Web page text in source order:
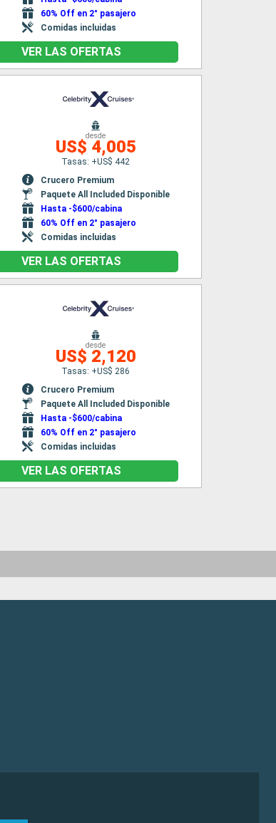
60% Off en 2° pasajero
Comidas incluidas
VER LAS OFERTAS
desde
US$ 4,005
Tasas: +US$ 442
Crucero Premium
Paquete All Included Disponible
Hasta -$600/cabina
60% Off en 2° pasajero
Comidas incluidas
VER LAS OFERTAS
desde
US$ 2,120
Tasas: +US$ 286
Crucero Premium
Paquete All Included Disponible
Hasta -$600/cabina
60% Off en 2° pasajero
Comidas incluidas
VER LAS OFERTAS